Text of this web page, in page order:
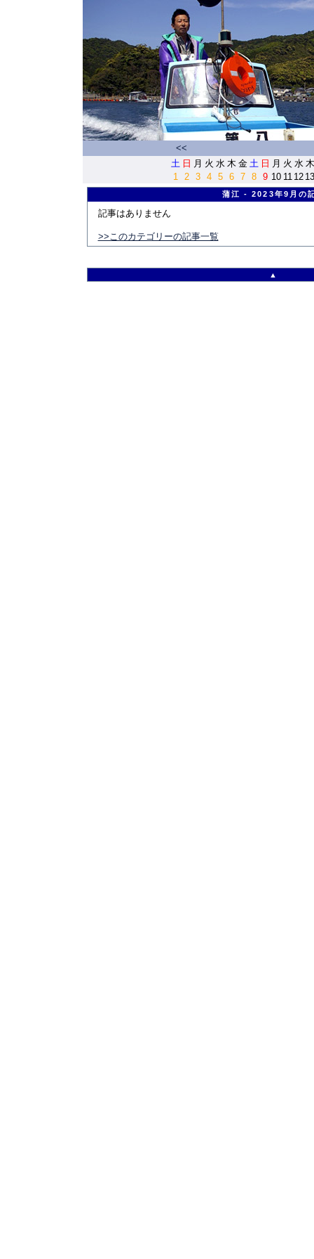
<<
土 日 月 火 水 木 金 土 日 月 火 水 木
1
2 3 4 5 6 7 8 9 10 11 12 13
蒲江 - 2023年9月の
記事はありません
>>このカテゴリーの記事一覧
▲